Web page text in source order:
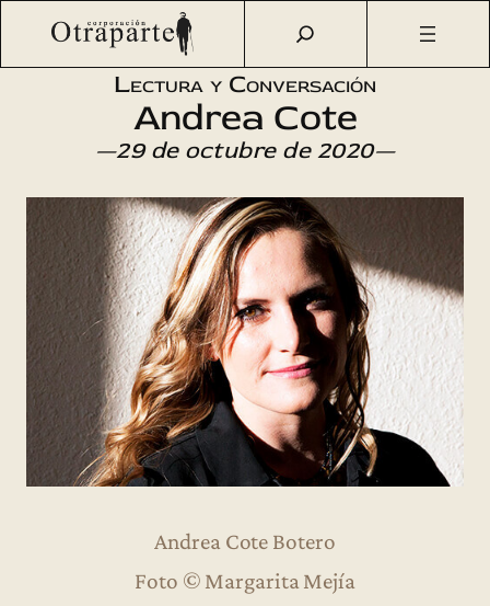
Saltar
Otraparte.org /Agenda Cultural Literatura
Lectura y
Lectura y Conversación
Andrea Cote
—29 de octubre de 2020—
Andrea Cote Botero
Foto © Margarita Mejía